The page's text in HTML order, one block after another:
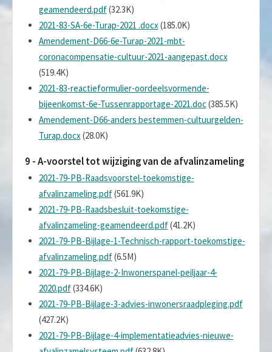
geamendeerd.pdf(32.3K)
2021-83-SA-6e-Turap-2021 .docx (185.0K)
Amendement-D66-6e-Turap-2021-mbt-
coronacompensatie-cultuur-2021-aangepast.docx
(519.4K)
2021-83-reactieformulier-oordeelsvormende-
bijeenkomst-6e-Tussenrapportage-2021.doc(385.5K)
Amendement-D66-anders bestemmen-cultuurgelden-
Turap.docx (28.0K)
9 - A-voorstel tot wijziging van de afvalinzameling
2021-79-PB-Raadsvoorstel-toekomstige-
afvalinzameling.pdf(561.9K)
2021-79-PB-Raadsbesluit-toekomstige-
afvalinzameling-geamendeerd.pdf(41.2K)
2021-79-PB-Bijlage-1-Technisch-rapport-toekomstige-
afvalinzameling.pdf(6.5M)
2021-79-PB-Bijlage-2-Inwonerspanel-peiljaar-4-
2020.pdf(334.6K)
2021-79-PB-Bijlage-3-advies-inwonersraadpleging.pdf
(427.2K)
2021-79-PB-Bijlage-4-implementatieadvies-nieuwe-